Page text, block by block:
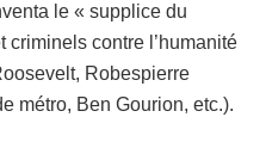
le « supplice du
criminels contre l’humanité
Robespierre
métro, Ben Gourion, etc.).